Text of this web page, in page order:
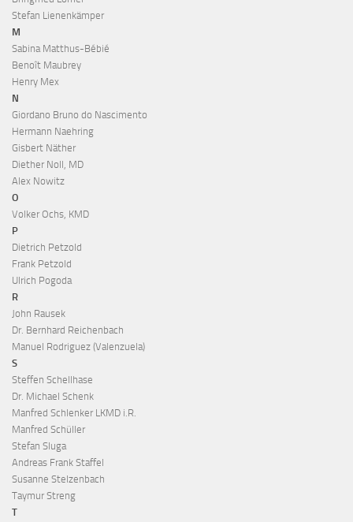
Stefan Lienenkämper
M
Sabina Matthus-Bébié
Benoît Maubrey
Henry Mex
N
Giordano Bruno do Nascimento
Hermann Naehring
Gisbert Näther
Diether Noll, MD
Alex Nowitz
O
Volker Ochs, KMD
P
Dietrich Petzold
Frank Petzold
Ulrich Pogoda
R
John Rausek
Dr. Bernhard Reichenbach
Manuel Rodriguez (Valenzuela)
S
Steffen Schellhase
Dr. Michael Schenk
Manfred Schlenker LKMD i.R.
Manfred Schüller
Stefan Sluga
Andreas Frank Staffel
Susanne Stelzenbach
Taymur Streng
T